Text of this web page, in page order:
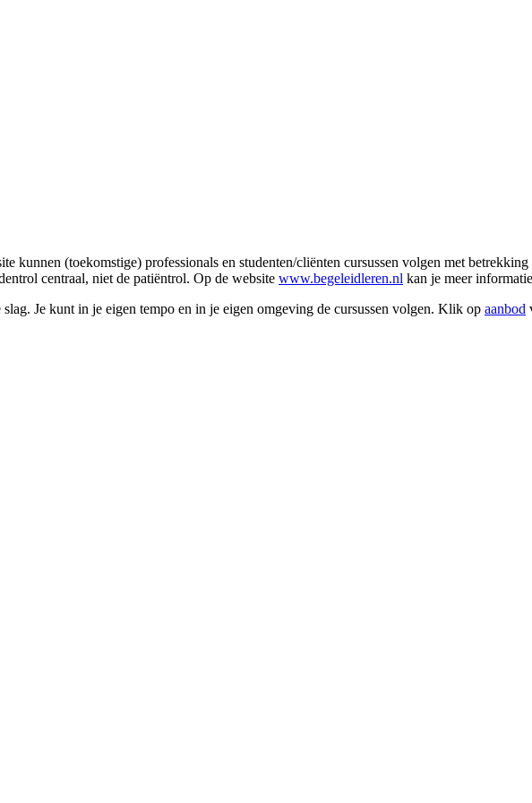
kunnen (toekomstige) professionals en studenten/cliënten cursussen volgen met
centraal, niet de patiëntrol. Op de website www.begeleidleren.nl kan je meer
Je kunt in je eigen tempo en in je eigen omgeving de cursussen volgen. Klik op aanbod